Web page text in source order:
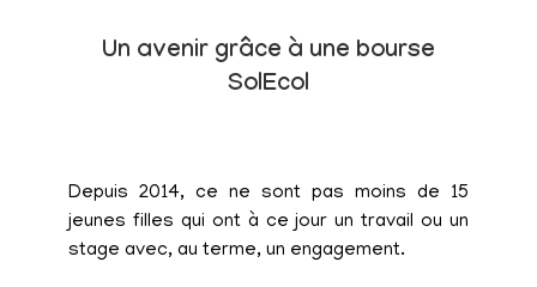
Un avenir grâce à une bourse
SolEcol
Depuis 2014, ce ne sont pas moins de 15
jeunes filles qui ont à ce jour un travail ou un
stage avec, au terme, un engagement.